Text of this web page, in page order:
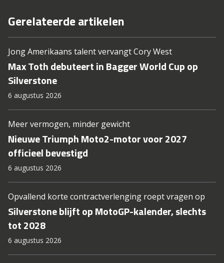
Gerelateerde artikelen
Jong Amerikaans talent vervangt Cory West
Max Toth debuteert in Bagger World Cup op
Silverstone
6 augustus 2026
Meer vermogen, minder gewicht
Nieuwe Triumph Moto2-motor voor 2027
officieel bevestigd
6 augustus 2026
Opvallend korte contractverlenging roept vragen op
Silverstone blijft op MotoGP-kalender, slechts
tot 2028
6 augustus 2026